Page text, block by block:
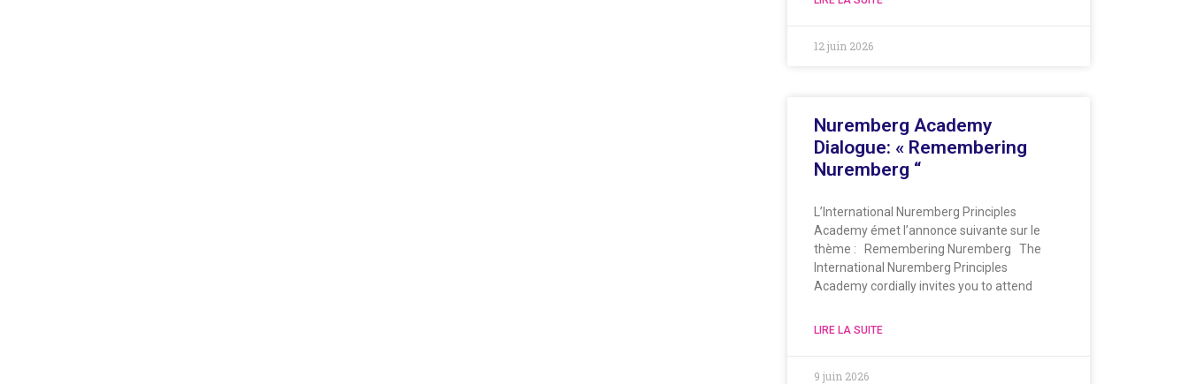
12 juin 2026
Nuremberg Academy
Dialogue: « Remembering
Nuremberg “
L’International Nuremberg Principles
Academy émet l’annonce suivante sur le
thème : Remembering Nuremberg The
International Nuremberg Principles
Academy cordially invites you to attend
LIRE LA SUITE
9 juin 2026